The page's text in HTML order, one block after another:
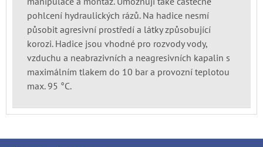
pohlcení hydraulických rázů. Na hadice nesmí
působit agresivní prostředí a látky způsobující
korozi. Hadice jsou vhodné pro rozvody vody,
vzduchu a neabrazivních a neagresivních kapalin s
maximálním tlakem do 10 bar a provozní teplotou
max. 95 °C.